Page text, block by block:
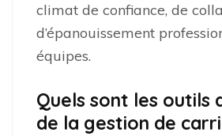
climat de confiance, de
d’épanouissement
équipes.
Quels sont les outils
de la gestion de